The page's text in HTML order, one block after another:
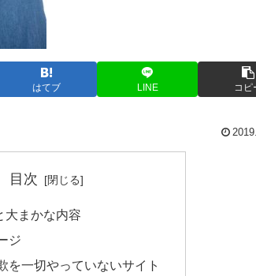
はてブ LINE コピ
目次
大まかな内容
ジ
を一切やっていないサイト